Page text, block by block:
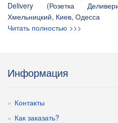
Delivery (Розетка
Хмельницкий, Киев, Одесса
Читать полностью >>>
Информация
Контакты
Как заказать?